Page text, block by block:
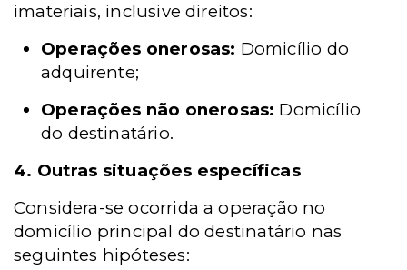
imateriais, inclusive direitos:
Operações onerosas: Domicílio do
adquirente;
Operações não onerosas: Domicílio
do destinatário.
4. Outras situações específicas
Considera-se ocorrida a operação no
domicílio principal do destinatário nas
seguintes hipóteses: